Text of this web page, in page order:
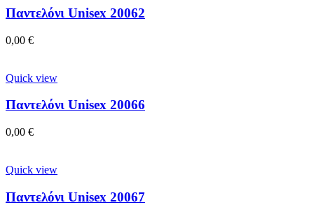
Παντελόνι Unisex 20062
0,00 €
Quick view
Παντελόνι Unisex 20066
0,00 €
Quick view
Παντελόνι Unisex 20067